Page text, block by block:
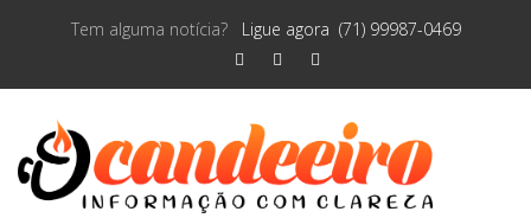
Tem alguma notícia? Ligue agora (71) 99987-0469